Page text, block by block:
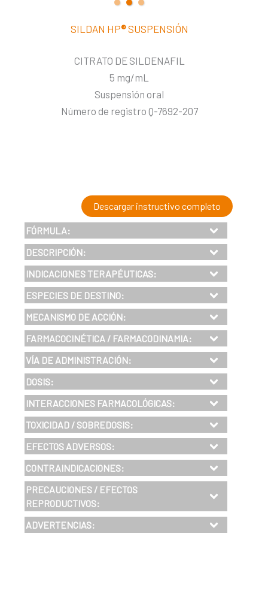
SILDAN HP®SUSPENSIÓN
CITRATO DE SILDENAFIL
5 mg/mL
Suspensión oral
Número de registro Q-7692-207
Descargar instructivo completo
FÓRMULA:
DESCRIPCIÓN:
INDICACIONES TERAPÉUTICAS:
ESPECIES DE DESTINO:
MECANISMO DE ACCIÓN:
FARMACOCINÉTICA / FARMACODINAMIA:
VÍA DE ADMINISTRACIÓN:
DOSIS:
INTERACCIONES FARMACOLÓGICAS:
TOXICIDAD / SOBREDOSIS:
EFECTOS ADVERSOS:
CONTRAINDICACIONES:
PRECAUCIONES / EFECTOS
REPRODUCTIVOS:
ADVERTENCIAS: